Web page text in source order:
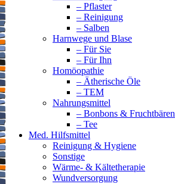
– Pflaster
– Reinigung
– Salben
Harnwege und Blase
– Für Sie
– Für Ihn
Homöopathie
– Ätherische Öle
– TEM
Nahrungsmittel
– Bonbons & Fruchtbären
– Tee
Med. Hilfsmittel
Reinigung & Hygiene
Sonstige
Wärme- & Kältetherapie
Wundversorgung